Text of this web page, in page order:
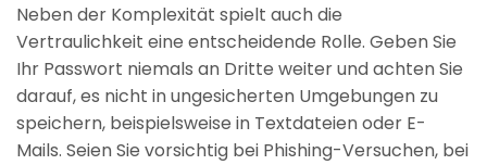
Neben der Komplexität spielt auch die
Vertraulichkeit eine entscheidende Rolle. Geben Sie
Ihr Passwort niemals an Dritte weiter und achten Sie
darauf, es nicht in ungesicherten Umgebungen zu
speichern, beispielsweise in Textdateien oder E-
Mails. Seien Sie vorsichtig bei Phishing-Versuchen, bei